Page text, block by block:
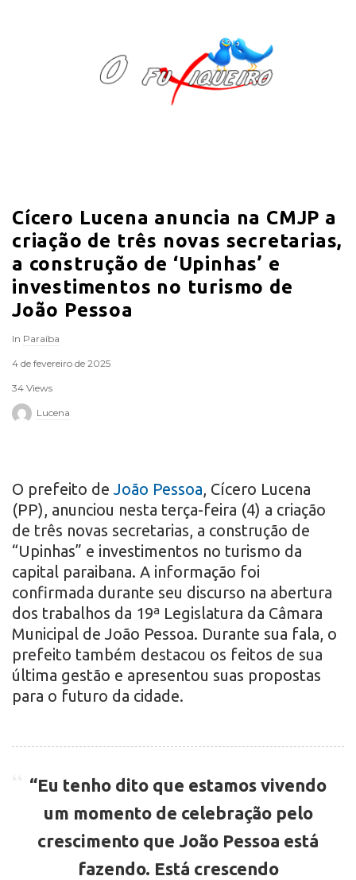
F
q
u
e
Cícero Lucena anuncia na CMJP a
criação de três novas secretarias,
a construção de ‘Upinhas’ e
investimentos no turismo de
João Pessoa
In Paraíba
4 de fevereiro de 2025
34 Views
Lucena
O prefeito deJoão Pessoa, Cícero Lucena
(PP), anunciou nesta terça-feira (4) a criação
de três novas secretarias, a construção de
“Upinhas” e investimentos no turismo da
capital paraibana. A informação foi
confirmada durante seu discurso na abertura
dos trabalhos da 19ª Legislatura da Câmara
Municipal de João Pessoa. Durante sua fala, o
prefeito também destacou os feitos de sua
última gestão e apresentou suas propostas
para o futuro da cidade.
“Eu tenho dito que estamos vivendo
um momento de celebração pelo
crescimento que João Pessoa está
fazendo. Está crescendo